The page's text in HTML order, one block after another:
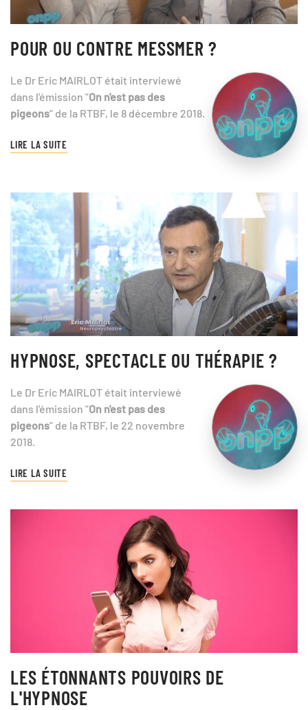
POUR OU CONTRE MESSMER ?
Le Dr Eric MAIRLOT était interviewé
dans l'émission "On n'est pas des
pigeons" de la RTBF, le 8 décembre 2018.
LIRE LA SUITE
HYPNOSE, SPECTACLE OU THÉRAPIE ?
Le Dr Eric MAIRLOT était interviewé
dans l'émission "On n'est pas des
pigeons" de la RTBF, le 22 novembre
2018.
LIRE LA SUITE
LES ÉTONNANTS POUVOIRS DE
L'HYPNOSE